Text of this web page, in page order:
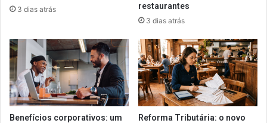
3 dias atrás
restaurantes
3 dias atrás
Benefícios corporativos: um
Reforma Tributária: o novo